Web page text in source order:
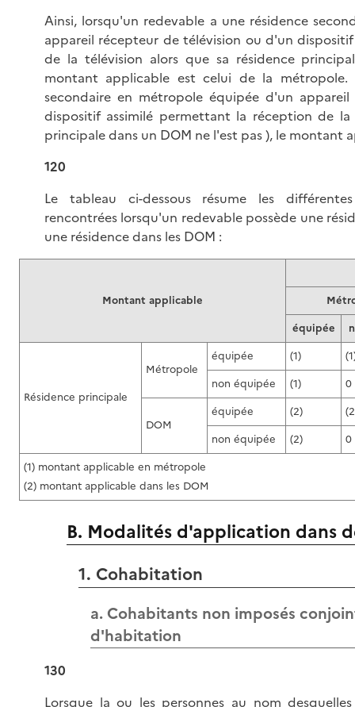
Ainsi, lorsqu'un redevable a une résidence
appareil récepteur de télévision ou d'un
de la télévision alors que sa résidence
montant applicable est celui de la métropole.
secondaire en métropole équipée d'un
dispositif assimilé permettant la réception de
principale dans un DOM ne l'est pas ), le montant
120
Le tableau ci-dessous résume les
rencontrées lorsqu'un redevable possède une
une résidence dans les DOM :
Montant applicable
équipée
Résidence principale
Métropole
équipée (1)
non équipée
(1) 0
DOM
équipée (2)
non équipée
(2)
0
(1) montant applicable en métropole
(2) montant applicable dans les DOM
B. Modalités d'application dans
1. Cohabitation
a. Cohabitants non imposés
d'habitation
130
Lorsque la ou les personnes au nom